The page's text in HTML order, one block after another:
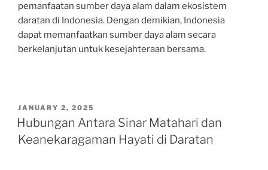
pemanfaatan sumber daya alam dalam ekosistem
daratan di Indonesia. Dengan demikian, Indonesia
dapat memanfaatkan sumber daya alam secara
berkelanjutan untuk kesejahteraan bersama.
POSTED
ON
JANUARY 2, 2025
Hubungan Antara Sinar Matahari dan
Keanekaragaman Hayati di Daratan